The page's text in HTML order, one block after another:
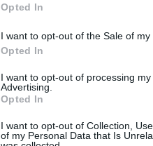
Opted In
I want to opt-out of the Sale of
Opted In
I want to opt-out of processing
Advertising.
Opted In
I want to opt-out of Collection,
of my Personal Data that Is